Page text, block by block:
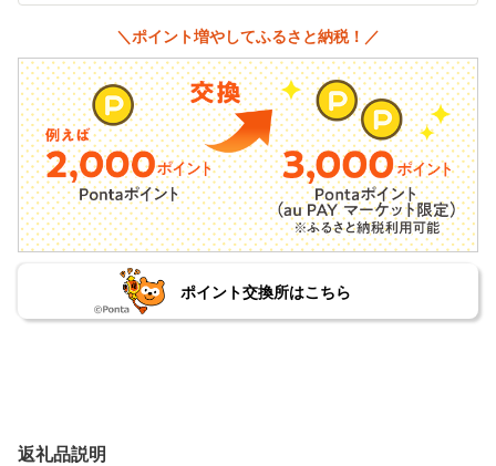
＼ポイント増やしてふるさと納税！／
ポイント交換所はこちら
返礼品説明